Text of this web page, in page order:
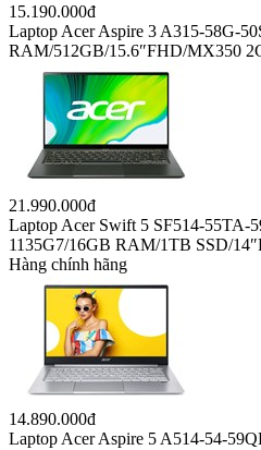
15.190.000đ
Laptop Acer Aspire 3 A315-58G-
RAM/512GB/15.6″FHD/MX350
21.990.000đ
Laptop Acer Swift 5 SF514-55TA-
1135G7/16GB RAM/1TB SSD/
Hàng chính hãng
14.890.000đ
Laptop Acer Aspire 5 A514-54-